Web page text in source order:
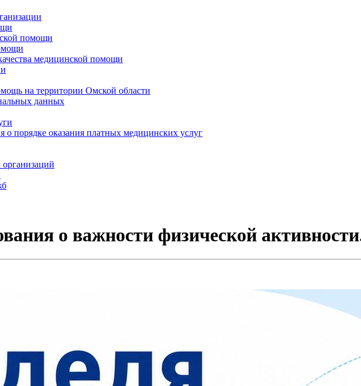
помощи
медицинской помощи
на территории Омской области
данных
о порядке оказания платных медицинских услуг
о важности физической